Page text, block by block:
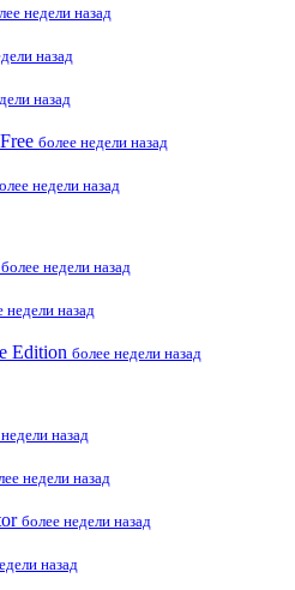
недели назад
назад
назад
более недели назад
недели назад
более недели назад
недели назад
Edition более недели назад
назад
недели назад
более недели назад
назад